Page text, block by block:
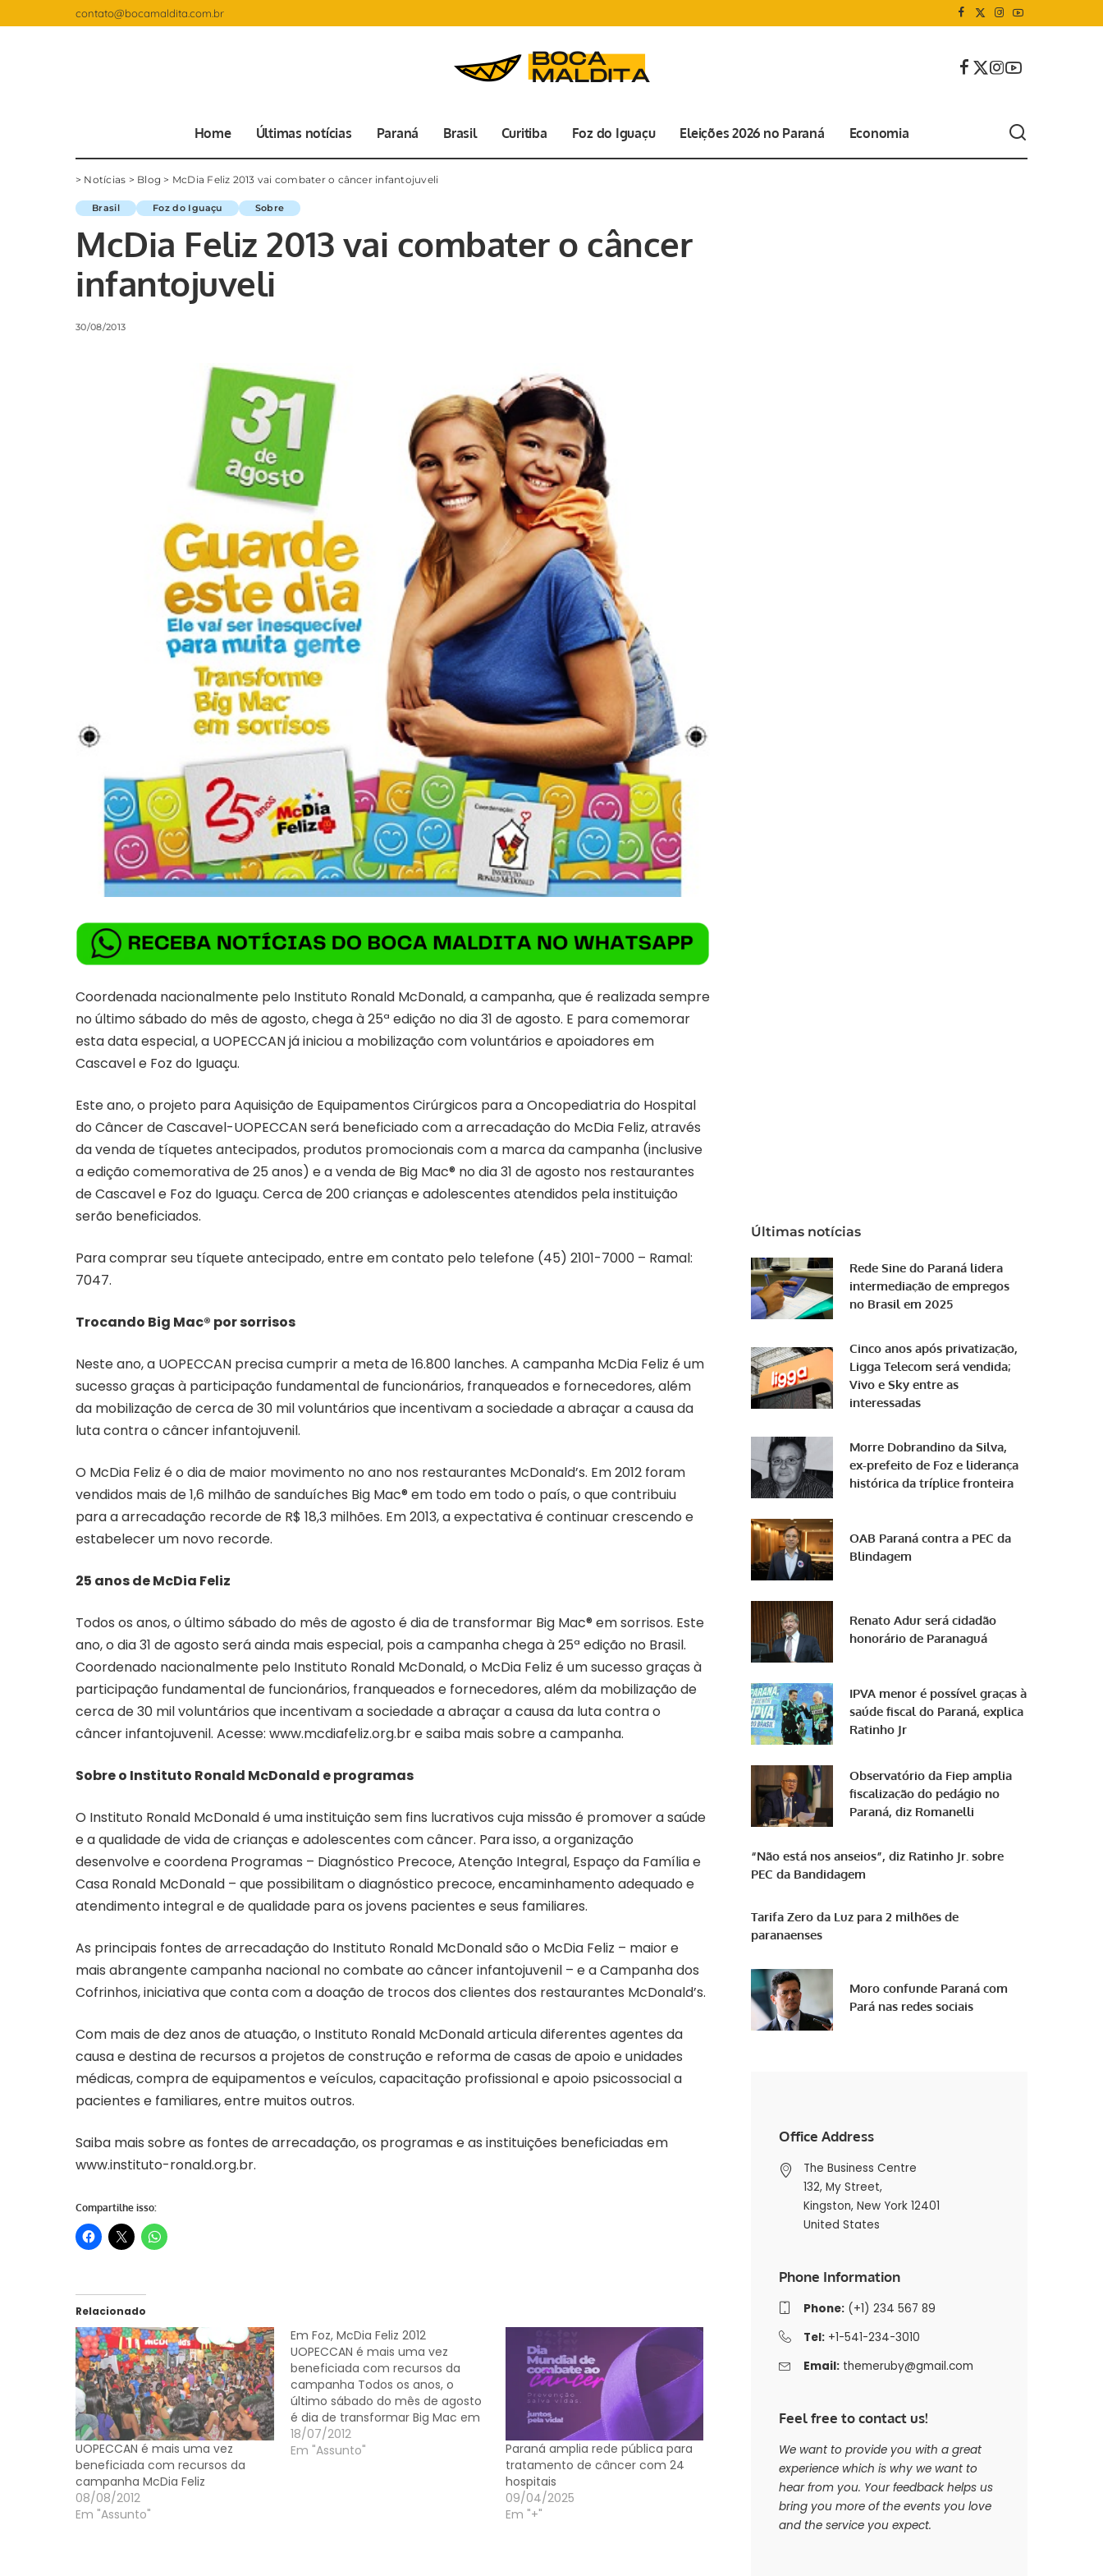
contato@bocamaldita.com.br
Home Últimas notícias Paraná Brasil Curitiba Foz do Iguaçu Eleições 2026 no Paraná Economia
> Notícias > Blog > McDia Feliz 2013 vai combater o câncer infantojuveli
Brasil Foz do Iguaçu Sobre
McDia Feliz 2013 vai combater o câncer
infantojuveli
30/08/2013
Coordenada nacionalmente pelo Instituto Ronald McDonald, a campanha, que é realizada sempre
no último sábado do mês de agosto, chega à 25ª edição no dia 31 de agosto. E para comemorar
esta data especial, a UOPECCAN já iniciou a mobilização com voluntários e apoiadores em
Cascavel e Foz do Iguaçu.
Este ano, o projeto para Aquisição de Equipamentos Cirúrgicos para a Oncopediatria do Hospital
do Câncer de Cascavel-UOPECCAN será beneficiado com a arrecadação do McDia Feliz,através
da venda de tíquetes antecipados, produtos promocionais com a marca da campanha (inclusive
a edição comemorativa de 25 anos) e a venda de Big Mac® no dia 31 de agosto nos restaurantes
de Cascavel e Foz do Iguaçu. Cerca de 200 crianças e adolescentes atendidos pela instituição
serão beneficiados.
Para comprar seu tíquete antecipado, entre em contato pelo telefone (45) 2101-7000 – Ramal:
7047.
Trocando Big Mac® por sorrisos
Neste ano, a UOPECCAN precisa cumprir a meta de 16.800 lanches. A campanha McDia Feliz é um
sucesso graças à participação fundamental de funcionários, franqueados e fornecedores, além
da mobilização de cerca de 30 mil voluntários que incentivam a sociedade a abraçar a causa da
luta contra o câncer infantojuvenil.
O McDia Feliz é o dia de maior movimento no ano nos restaurantes McDonald’s. Em 2012 foram
vendidos mais de 1,6 milhão de sanduíches Big Mac® em todo em todo o país, o que contribuiu
para a arrecadação recorde de R$ 18,3 milhões. Em 2013, a expectativa é continuar crescendo e
estabelecer um novo recorde.
25 anos de McDia Feliz
Todos os anos, o último sábado do mês de agosto é dia de transformar Big Mac® em sorrisos. Este
ano, o dia 31 de agosto será ainda mais especial, pois a campanha chega à 25ª edição no Brasil.
Coordenado nacionalmente pelo Instituto Ronald McDonald, o McDia Feliz é um sucesso graças à
participação fundamental de funcionários, franqueados e fornecedores, além da mobilização de
cerca de 30 mil voluntários que incentivam a sociedade a abraçar a causa da luta contra o
câncer infantojuvenil. Acesse: www.mcdiafeliz.org.br e saiba mais sobre a campanha.
Sobre o Instituto Ronald McDonald e programas
O Instituto Ronald McDonald é uma instituição sem fins lucrativos cuja missão é promover a saúde
e a qualidade de vida de crianças e adolescentes com câncer. Para isso, a organização
desenvolve e coordena Programas – Diagnóstico Precoce, Atenção Integral, Espaço da Família e
Casa Ronald McDonald – que possibilitam o diagnóstico precoce, encaminhamento adequado e
atendimento integral e de qualidade para os jovens pacientes e seus familiares.
As principais fontes de arrecadação do Instituto Ronald McDonald são o McDia Feliz – maior e
mais abrangente campanha nacional no combate ao câncer infantojuvenil – e a Campanha dos
Cofrinhos, iniciativa que conta com a doação de trocos dos clientes dos restaurantes McDonald’s.
Com mais de dez anos de atuação, o Instituto Ronald McDonald articula diferentes agentes da
causa e destina de recursos a projetos de construção e reforma de casas de apoio e unidades
médicas, compra de equipamentos e veículos, capacitação profissional e apoio psicossocial a
pacientes e familiares, entre muitos outros.
Saiba mais sobre as fontes de arrecadação, os programas e as instituições beneficiadas em
www.instituto-ronald.org.br.
Compartilhe isso:
Relacionado
UOPECCAN é mais uma vez
beneficiada com recursos da
campanha McDia Feliz
08/08/2012
Em "Assunto"
Em Foz, McDia Feliz 2012
UOPECCAN é mais uma vez
beneficiada com recursos da
campanha Todos os anos, o
último sábado do mês de agosto
é dia de transformar Big Mac em
sorrisos. Mas o McDia Feliz, maior
campanha em prol de crianças e
18/07/2012
Em "Assunto"
Paraná amplia rede pública para
tratamento de câncer com 24
hospitais
09/04/2025
Em "+"
Últimas notícias
Rede Sine do Paraná lidera
intermediação de empregos
no Brasil em 2025
Cinco anos após privatização,
Ligga Telecom será vendida;
Vivo e Sky entre as
interessadas
Morre Dobrandino da Silva,
ex-prefeito de Foz e liderança
histórica da tríplice fronteira
OAB Paraná contra a PEC da
Blindagem
Renato Adur será cidadão
honorário de Paranaguá
IPVA menor é possível graças à
saúde fiscal do Paraná, explica
Ratinho Jr
Observatório da Fiep amplia
fiscalização do pedágio no
Paraná, diz Romanelli
“Não está nos anseios”, diz Ratinho Jr. sobre
PEC da Bandidagem
Tarifa Zero da Luz para 2 milhões de
paranaenses
Moro confunde Paraná com
Pará nas redes sociais
Office Address
The Business Centre
132, My Street,
Kingston, New York 12401
United States
Phone Information
Phone:(+1) 234 567 89
Tel:+1-541-234-3010
Email: themeruby@gmail.com
Feel free to contact us!
We want to provide you with a great
experience which is why we want to
hear from you. Your feedback helps us
bring you more of the events you love
and the service you expect.